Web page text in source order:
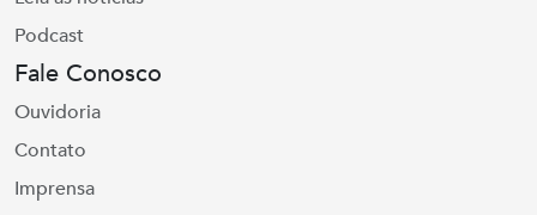
Podcast
Fale Conosco
Ouvidoria
Contato
Imprensa